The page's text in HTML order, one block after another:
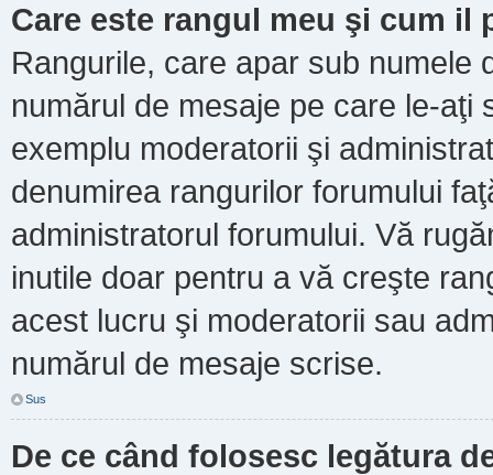
Care este rangul meu şi cum il
Rangurile, care apar sub numele
numărul de mesaje pe care le-aţi
exemplu moderatorii şi
denumirea rangurilor forumului
administratorul forumului. Vă
inutile doar pentru a vă creşte
acest lucru şi moderatorii sau
numărul de mesaje scrise.
Sus
De ce când folosesc legătura